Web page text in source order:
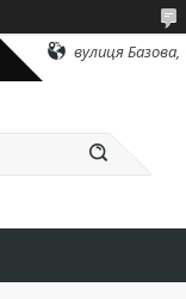
вулиця Базова,